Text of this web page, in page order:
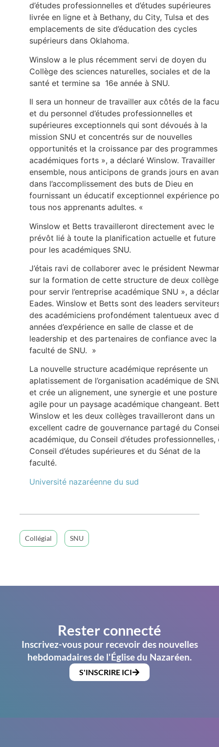
d’études professionnelles et d’études supérieures
livrée en ligne et à Bethany, du City, Tulsa et des
emplacements de site d’éducation des cycles
supérieurs dans Oklahoma.
Winslow a le plus récemment servi de doyen du
Collège des sciences naturelles, sociales et de la
santé et termine sa 16e année à SNU.
Il sera un honneur de travailler aux côtés de la
et du personnel d’études professionnelles et
supérieures exceptionnels qui sont dévoués à la
mission SNU et concentrés sur de nouvelles
opportunités et la croissance par des programmes
académiques forts », a déclaré Winslow. Travailler
ensemble, nous anticipons de grands jours en
dans l’accomplissement des buts de Dieu en
fournissant un éducatif exceptionnel expérience
tous nos apprenants adultes. «
Winslow et Betts travailleront directement avec le
prévôt lié à toute la planification actuelle et future
pour les académiques SNU.
J’étais ravi de collaborer avec le président
sur la formation de cette structure de deux
pour servir l’entreprise académique SNU », a
Eades. Winslow et Betts sont des leaders
des académiciens profondément talentueux avec
années d’expérience en salle de classe et de
leadership et des partenaires de confiance avec la
faculté de SNU. »
La nouvelle structure académique représente un
aplatissement de l’organisation académique de
et crée un alignement, une synergie et une posture
agile pour un paysage académique changeant.
Winslow et les deux collèges travailleront dans un
excellent cadre de gouvernance partagé du
académique, du Conseil d’études professionnelles,
Conseil d’études supérieures et du Sénat de la
faculté.
Université nazaréenne du sud
Collégial SNU
Rester connecté
Inscrivez-vous pour recevoir des nouvelles
hebdomadaires de l'Église du Nazaréen.
S'INSCRIRE ICI